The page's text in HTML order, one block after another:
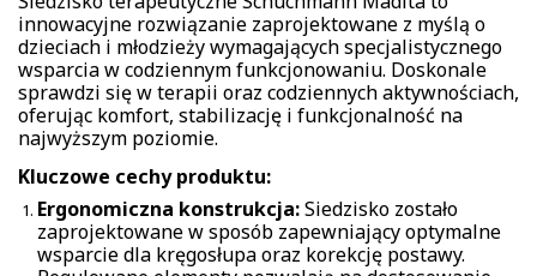
innowacyjne rozwiązanie zaprojektowane z myślą o
dzieciach i młodzieży wymagających specjalistycznego
wsparcia w codziennym funkcjonowaniu. Doskonale
sprawdzi się w terapii oraz codziennych aktywnościach,
oferując komfort, stabilizację i funkcjonalność na
najwyższym poziomie.
Kluczowe cechy produktu:
Ergonomiczna konstrukcja:Siedzisko zostało
zaprojektowane w sposób zapewniający optymalne
wsparcie dla kręgosłupa oraz korekcję postawy.